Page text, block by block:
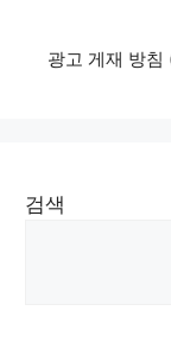
광고 게재 방
검색